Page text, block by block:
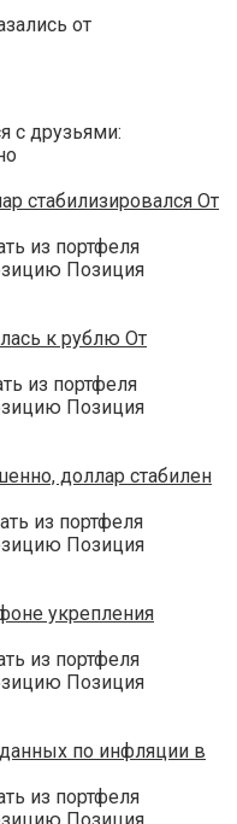
от
с друзьями:
стабилизировался От
из портфеля
Позиция
к рублю От
из портфеля
Позиция
доллар стабилен
из портфеля
Позиция
укрепления
из портфеля
Позиция
по инфляции в
из портфеля